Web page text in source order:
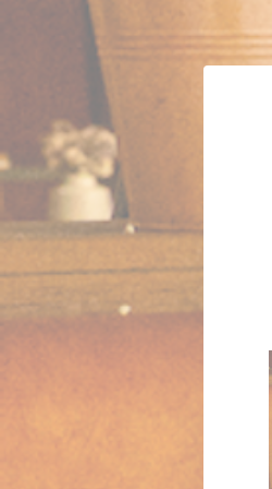
Painel de Gerenciamento de Cookies